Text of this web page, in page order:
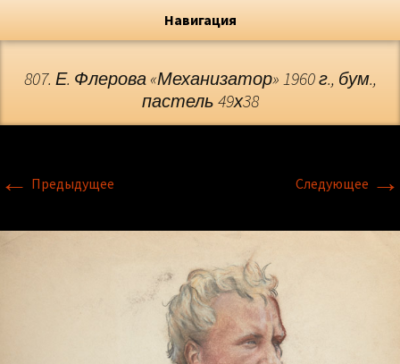
Флёрова Елена Николаевна
Художник, Официальный сайт
Навигация
807. Е. Флерова «Механизатор» 1960 г., бум.,
пастель 49х38
← Предыдущее Следующее →